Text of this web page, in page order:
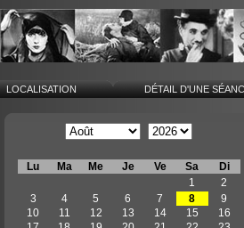
LOCALISATION DÉTAIL D'UNE
Lu Ma Me Je Ve Sa
Di
1
2
3
4 5 6 7 8
9
10
11 12 13 14 15
16